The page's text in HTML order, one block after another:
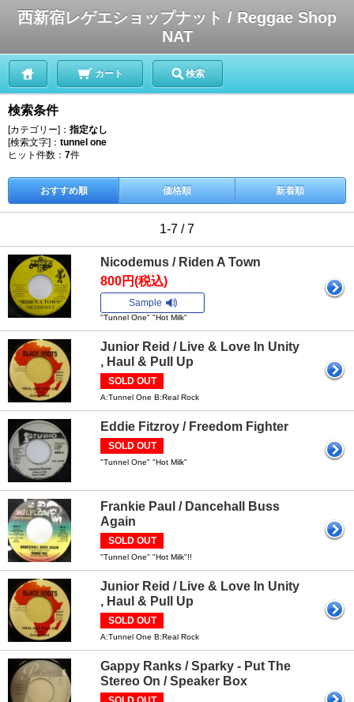
西新宿レゲエショップナット / Reggae Shop
NAT
カート 検索
検索条件
[カテゴリー]： 指定なし
[検索文字]： tunnel one
ヒット件数： 7件
おすすめ順 価格順 新着順
1-7 / 7
Nicodemus / Riden A Town
800円(税込)
Sample
"Tunnel One" "Hot Milk"
Junior Reid / Live & Love In Unity
, Haul & Pull Up
SOLD OUT
A:Tunnel One B:Real Rock
Eddie Fitzroy / Freedom Fighter
SOLD OUT
"Tunnel One" "Hot Milk"
Frankie Paul / Dancehall Buss
Again
SOLD OUT
"Tunnel One" "Hot Milk"!!
Junior Reid / Live & Love In Unity
, Haul & Pull Up
SOLD OUT
A:Tunnel One B:Real Rock
Gappy Ranks / Sparky - Put The
Stereo On / Speaker Box